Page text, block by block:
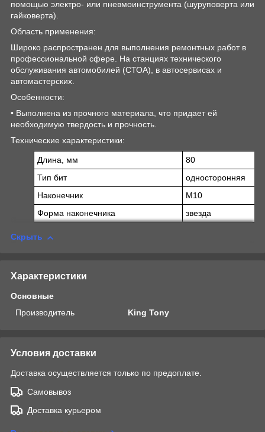
помощью электро- или пневмоинструмента (шуруповерта или
гайковерта).
Область применения:
Широко распространен для выполнения ремонтных работ в
профессиональной сфере. На станциях технического
обслуживания автомобилей (СТОА), в автосервисах и
автомастерских.
Особенности:
• Выполнена из прочного материала, что придает ей
необходимую твердость и прочность.
Технические характеристики:
Длина, мм
80
Тип бит
односторонняя
Наконечник
М10
Форма наконечника
звезда
Скрыть
Характеристики
Основные
Производитель
King Tony
Условия доставки
Доставка осуществляется только по предоплате.
Самовывоз
Доставка курьером